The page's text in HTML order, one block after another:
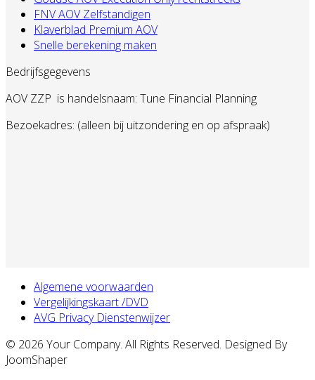
FNV AOV Zelfstandigen
Klaverblad Premium AOV
Snelle berekening maken
Bedrijfsgegevens
AOV ZZP is handelsnaam: Tune Financial Planning
Bezoekadres: (alleen bij uitzondering en op afspraak)
Algemene voorwaarden
Vergelijkingskaart /DVD
AVG Privacy Dienstenwijzer
© 2026 Your Company. All Rights Reserved. Designed By
JoomShaper